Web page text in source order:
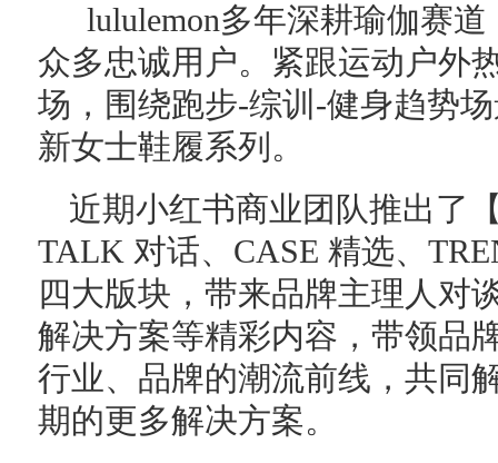
lululemon多年深耕瑜伽赛
众多忠诚用户。紧跟运动户外
场，围绕跑步-综训-健身趋势
新女士鞋履系列。
近期小红书商业团队推出了
TALK 对话、CASE 精选、
四大版块，带来品牌主理人对
解决方案等精彩内容，带领品
行业、品牌的潮流前线，共同
期的更多解决方案。